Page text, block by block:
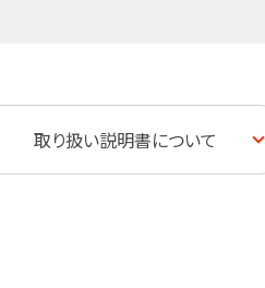
取り扱い説明書について